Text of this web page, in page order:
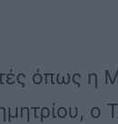
όπως η
ο